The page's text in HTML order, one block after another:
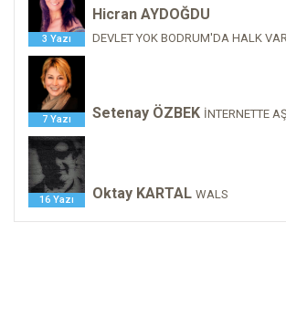
3 Yazı
Hicran AYDOĞDU
DEVLET YOK BODRUM'DA HALK
7 Yazı Setenay ÖZBEK İNTERNETTE
16 Yazı Oktay KARTAL WALS